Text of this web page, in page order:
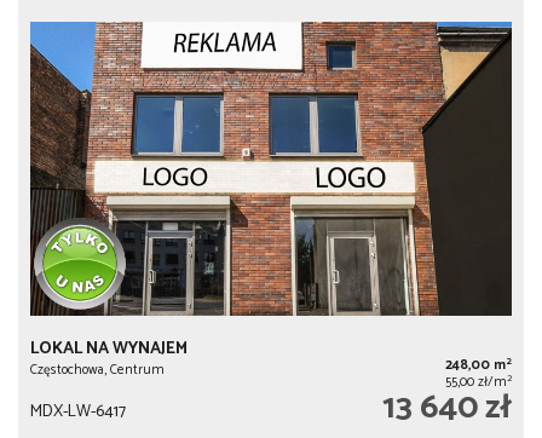
LOKAL NA WYNAJEM
Częstochowa, Centrum 248,00 m2
55,00 zł/m2
MDX-LW-6417 13 640 zł